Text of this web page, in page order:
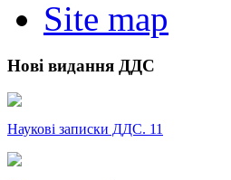
Site map
Нові видання ДДС
Наукові записки ДДС. 11